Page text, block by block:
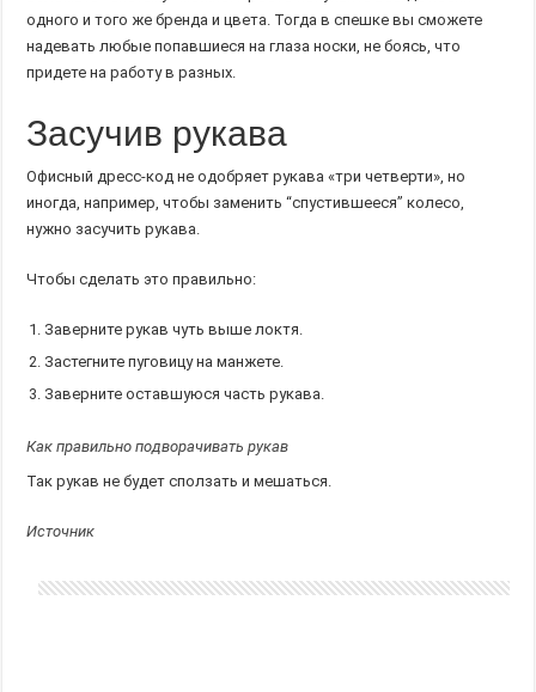
одного и того же бренда и цвета. Тогда в спешке вы сможете
надевать любые попавшиеся на глаза носки, не боясь, что
придете на работу в разных.
Засучив рукава
Офисный дресс-код не одобряет рукава «три четверти», но
иногда, например, чтобы заменить “спустившееся” колесо,
нужно засучить рукава.
Чтобы сделать это правильно:
Заверните рукав чуть выше локтя.
Застегните пуговицу на манжете.
Заверните оставшуюся часть рукава.
Как правильно подворачивать рукав
Так рукав не будет сползать и мешаться.
Источник